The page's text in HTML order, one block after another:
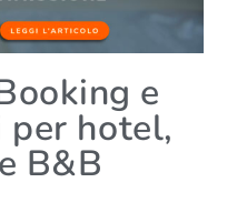
e
hotel,
B&B